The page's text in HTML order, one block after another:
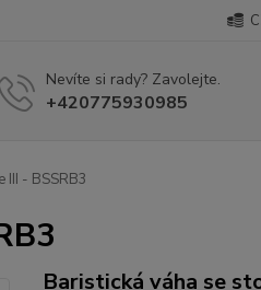
Nevíte si rady? Zavolejte.
+420775930985
III - BSSRB3
Baristická váha se